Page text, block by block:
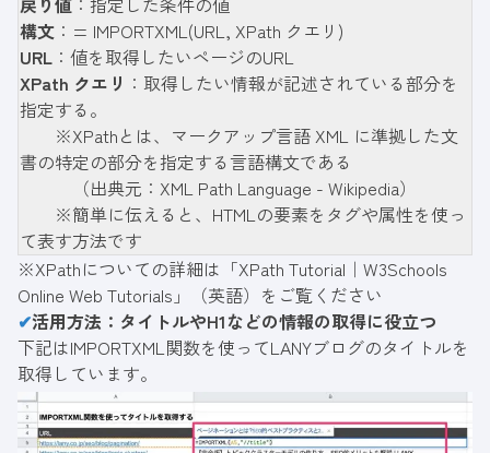
構文 ：= IMPORTXML(URL, XPath クエリ)
URL ：値を取得したいページのURL
XPath クエリ ：取得したい情報が記述されている部分を
指定する。
※XPathとは、マークアップ言語 XML に準拠した文
書の特定の部分を指定する言語構文である
（出典元： XML Path Language - Wikipedia）
※簡単に伝えると、HTMLの要素をタグや属性を使っ
て表す方法です
※XPathについての詳細は 「XPath Tutorial｜W3Schools
Online Web Tutorials」
（英語）をご覧ください
✔活用方法：タイトルやH1などの情報の取得に役立つ
下記はIMPORTXML関数を使ってLANYブログのタイトルを
取得しています。